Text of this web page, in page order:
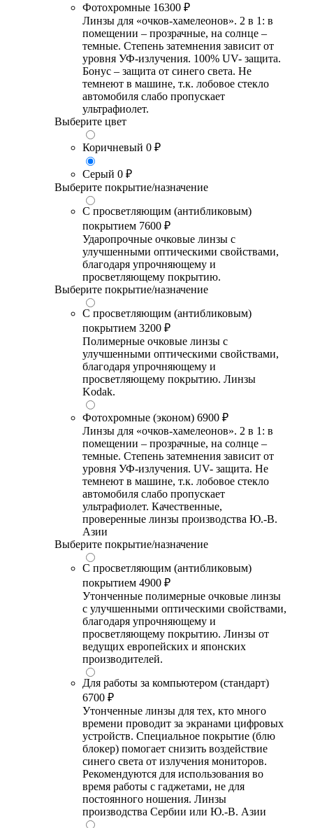
Фотохромные 16300 ₽
Линзы для «очков-хамелеонов». 2 в 1: в
помещении – прозрачные, на солнце –
темные. Степень затемнения зависит от
уровня УФ-излучения. 100% UV- защита.
Бонус – защита от синего света. Не
темнеют в машине, т.к. лобовое стекло
автомобиля слабо пропускает
ультрафиолет.
Выберите цвет
Коричневый 0 ₽
Серый 0 ₽
Выберите покрытие/назначение
С просветляющим (антибликовым)
покрытием 7600 ₽
Ударопрочные очковые линзы с
улучшенными оптическими свойствами,
благодаря упрочняющему и
просветляющему покрытию.
Выберите покрытие/назначение
С просветляющим (антибликовым)
покрытием 3200 ₽
Полимерные очковые линзы с
улучшенными оптическими свойствами,
благодаря упрочняющему и
просветляющему покрытию. Линзы
Kodak.
Фотохромные (эконом) 6900 ₽
Линзы для «очков-хамелеонов». 2 в 1: в
помещении – прозрачные, на солнце –
темные. Степень затемнения зависит от
уровня УФ-излучения. UV- защита. Не
темнеют в машине, т.к. лобовое стекло
автомобиля слабо пропускает
ультрафиолет. Качественные,
проверенные линзы производства Ю.-В.
Азии
Выберите покрытие/назначение
С просветляющим (антибликовым)
покрытием 4900 ₽
Утонченные полимерные очковые линзы
с улучшенными оптическими свойствами,
благодаря упрочняющему и
просветляющему покрытию. Линзы от
ведущих европейских и японских
производителей.
Для работы за компьютером (стандарт)
6700 ₽
Утонченные линзы для тех, кто много
времени проводит за экранами цифровых
устройств. Специальное покрытие (блю
блокер) помогает снизить воздействие
синего света от излучения мониторов.
Рекомендуются для использования во
время работы с гаджетами, не для
постоянного ношения. Линзы
производства Сербии или Ю.-В. Азии